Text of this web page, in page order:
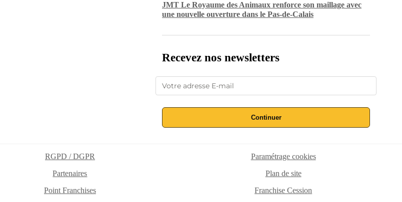
JMT Le Royaume des Animaux renforce son maillage avec
une nouvelle ouverture dans le Pas-de-Calais
Recevez nos newsletters
Continuer
RGPD / DGPR
Paramétrage cookies
Partenaires
Plan de site
Point Franchises Franchise Cession